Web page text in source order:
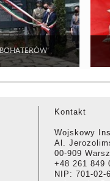
Kontakt
Wojskowy
Al.
00-909
+48 261 849
NIP: 701-02-